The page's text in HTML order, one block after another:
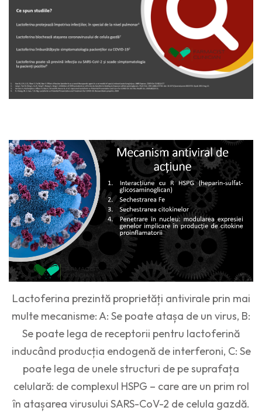
Lactoferina prezintă proprietăți antivirale prin mai
multe mecanisme: A: Se poate atașa de un virus, B:
Se poate lega de receptorii pentru lactoferină
inducând producția endogenă de interferoni, C: Se
poate lega de unele structuri de pe suprafața
celulară: de complexul HSPG – care are un prim rol
în atașarea virusului SARS-CoV-2 de celula gazdă.